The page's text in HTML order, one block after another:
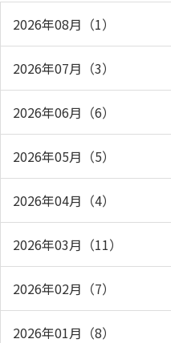
2026年08月（1）
2026年07月（3）
2026年06月（6）
2026年05月（5）
2026年04月（4）
2026年03月（11）
2026年02月（7）
2026年01月（8）